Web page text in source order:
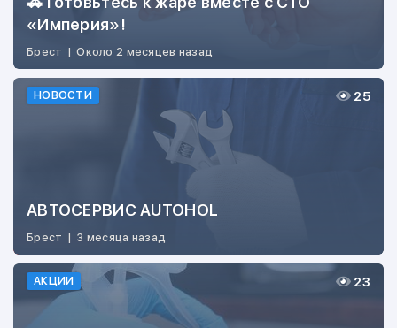
«Империя»!
Брест | Около 2 месяцев назад
НОВОСТИ
АВТОСЕРВИС AUTOHOL
Брест | 3 месяца назад
25
АКЦИИ 23